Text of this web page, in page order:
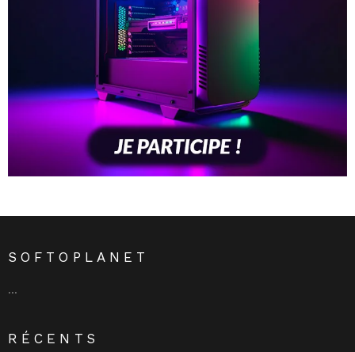
SOFTOPLANET
…
RÉCENTS